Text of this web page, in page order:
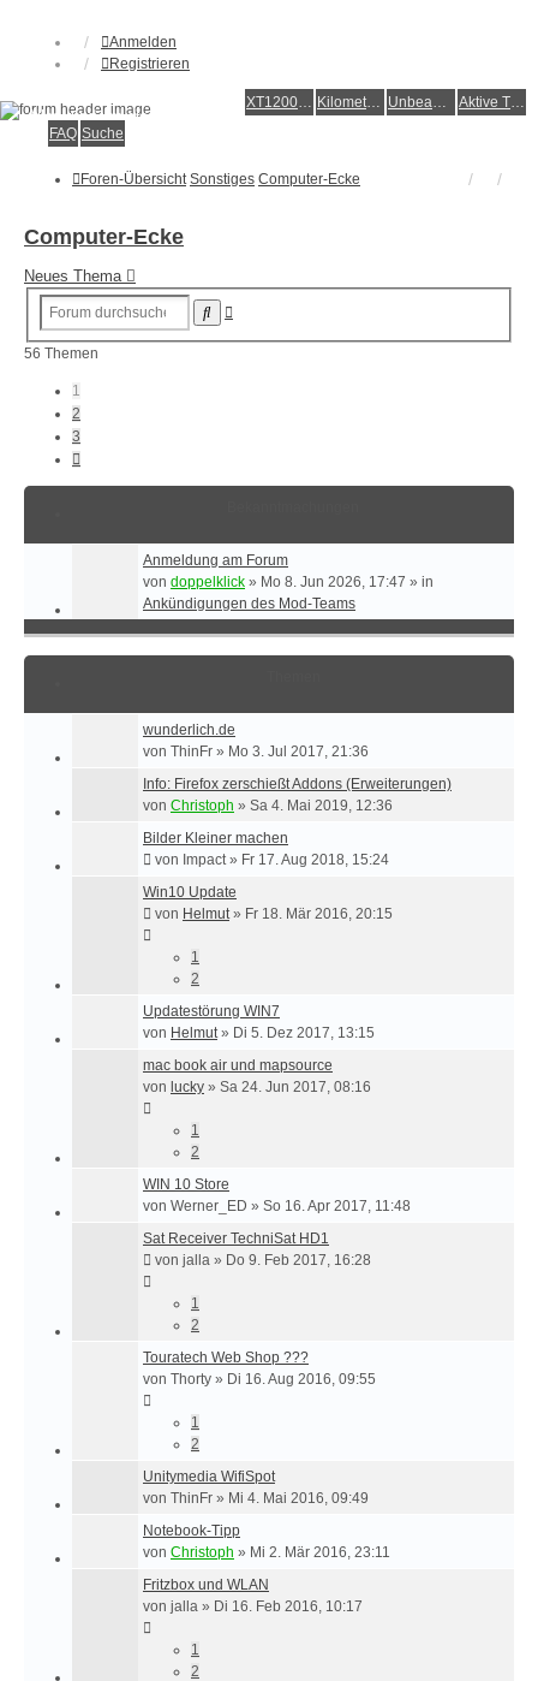
Anmelden
Registrieren
XT1200Z-Wiki Kilometerstatistik Unbeantwortete Themen Aktive Themen
Alles rund um die Yamaha XT1200Z Super Ténéré
FAQ Suche
Foren-Übersicht Sonstiges Computer-Ecke
Computer-Ecke
Neues Thema
Suche
56 Themen
1
2
3
Anmeldung am Forum
von doppelklick » Mo 8. Jun 2026, 17:47 » in
Ankündigungen des Mod-Teams
wunderlich.de
von ThinFr » Mo 3. Jul 2017, 21:36
Info: Firefox zerschießt Addons (Erweiterungen)
von Christoph » Sa 4. Mai 2019, 12:36
Bilder Kleiner machen
von Impact » Fr 17. Aug 2018, 15:24
Win10 Update
von Helmut » Fr 18. Mär 2016, 20:15
1
2
Updatestörung WIN7
von Helmut » Di 5. Dez 2017, 13:15
mac book air und mapsource
von lucky » Sa 24. Jun 2017, 08:16
1
2
WIN 10 Store
von Werner_ED » So 16. Apr 2017, 11:48
Sat Receiver TechniSat HD1
von jalla » Do 9. Feb 2017, 16:28
1
2
Touratech Web Shop ???
von Thorty » Di 16. Aug 2016, 09:55
1
2
Unitymedia WifiSpot
von ThinFr » Mi 4. Mai 2016, 09:49
Notebook-Tipp
von Christoph » Mi 2. Mär 2016, 23:11
Fritzbox und WLAN
von jalla » Di 16. Feb 2016, 10:17
1
2